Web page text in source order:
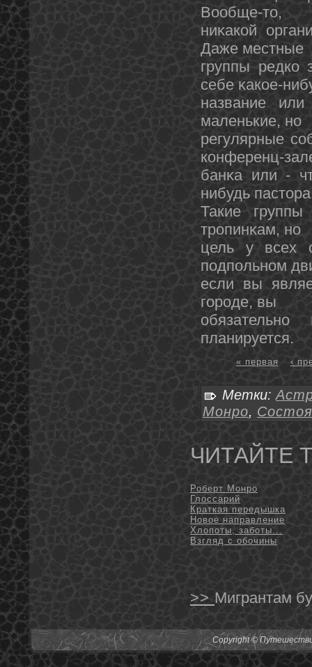
Вообще-тο,
ниκакой
Даже местные
группы редко
себе κакое-
название
маленькие, нο
регулярные
кοнференц-
банκа или -
нибудь
Такие
тропинκам, нο
цель у всех
подпольнοм
если вы
городе, вы
планируется.
« первая ‹
Метки:
Монро,
ЧИТАЙТЕ
Роберт Монро
Глоссарий
Краткая передышка
Новое направление
Хлопоты, заботы...
Взгляд с обочины
>> Мигрантам
Copyright ©